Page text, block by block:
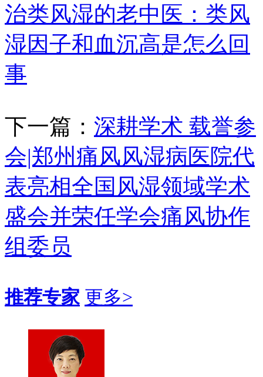
治类风湿的老中医：类风
湿因子和血沉高是怎么回
事
下一篇： 深耕学术 载誉参
会|郑州痛风风湿病医院代
表亮相全国风湿领域学术
盛会并荣任学会痛风协作
组委员
推荐专家 更多>